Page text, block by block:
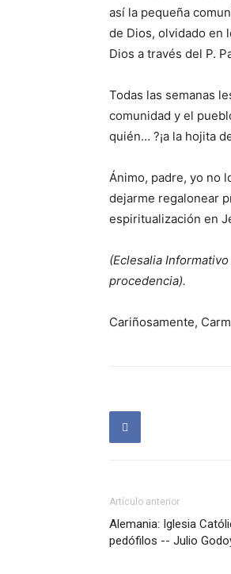
así la pequeña
de Dios, olvidado en
Dios a través del P.
Todas las semanas
comunidad y el
quién… ?¡a la hojita
Ánimo, padre, yo no
dejarme regalonear
espiritualización en
(Eclesalia
procedencia).
Cariñosamente,
Artículo anterior
Alemania: Iglesia
pedófilos -- Julio